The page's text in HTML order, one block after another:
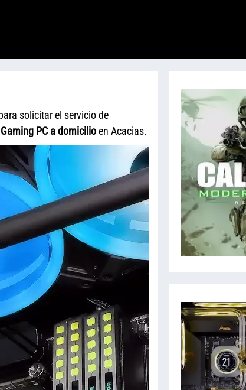
solicitar el servicio de
PC a domicilioen Acacias.